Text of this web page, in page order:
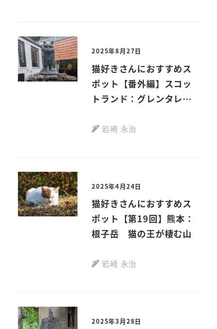
2025年8月27日
猫好きさんにおすすめス
ポット【番外編】スコッ
トランド：グレンタレッ
もの岩崎 永治
2025年4月24日
猫好きさんにおすすめス
ポット【第19回】熊本：
根子岳 猫の王が棲む山
岩崎 永治
2025年3月28日